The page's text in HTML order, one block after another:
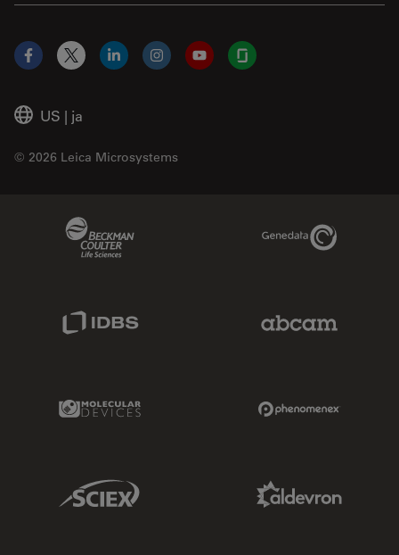
US | ja
© 2026 Leica Microsystems
Facebook
X LinkedInInstagramYouTubeGlassdoor
Genedata Link
Molecular Devices Link
Sciex Link